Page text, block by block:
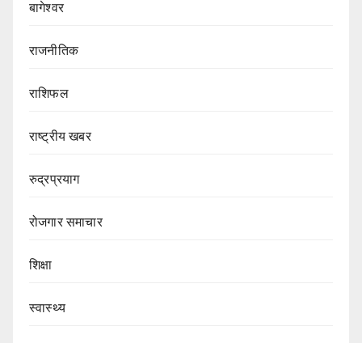
बागेश्वर
राजनीतिक
राशिफल
राष्ट्रीय खबर
रुद्रप्रयाग
रोजगार समाचार
शिक्षा
स्वास्थ्य